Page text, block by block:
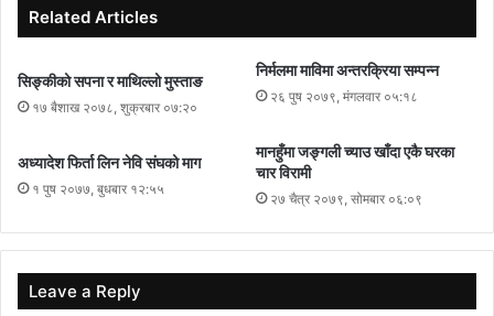
Related Articles
सिङ्कीको सपना र माथिल्लो मुस्ताङ
१७ बैशाख २०७८, शुक्रबार ०७:२०
निर्मलमा माविमा अन्तरक्रिया सम्पन्न
२६ पुष २०७९, मंगलवार ०५:१८
अध्यादेश फिर्ता लिन नेवि संघको माग
१ पुष २०७७, बुधबार १२:५५
मानहुँमा जङ्गली च्याउ खाँदा एकै घरका
चार विरामी
२७ चैत्र २०७९, सोमबार ०६:०९
Leave a Reply